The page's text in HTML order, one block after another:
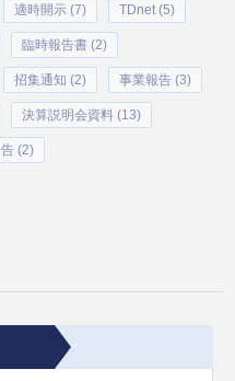
適時開示 (7) TDnet (5)
臨時報告書 (2)
招集通知 (2) 事業報告 (3)
決算説明会資料 (13)
(2)